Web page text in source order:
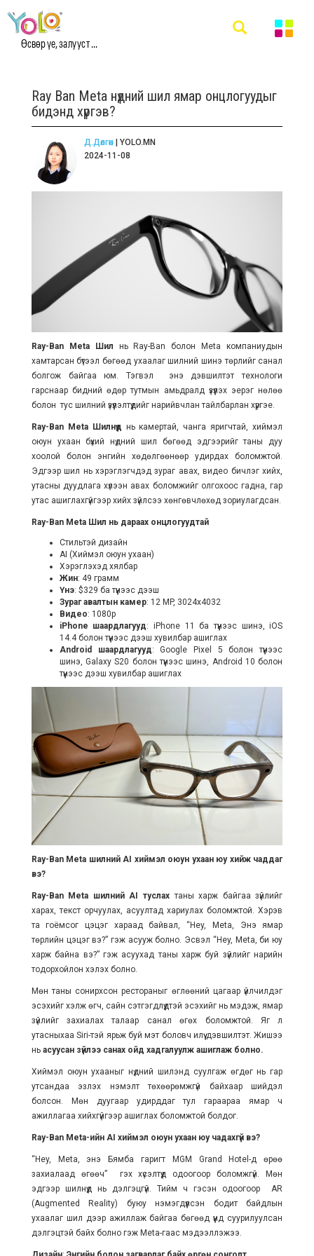
Өсвөр үе, залууст ...
Ray Ban Meta нүдний шил ямар онцлогуудыг
бидэнд хүргэв?
Д.Дөлгөөн| YOLO.MN
2024-11-08
Ray-Ban Meta Шил нь Ray-Ban болон Meta компаниудын
хамтарсан бүтээл бөгөөд ухаалаг шилний шинэ төрлийг санал
болгож байгаа юм. Тэгвэл энэ дэвшилтэт технологи
гарснаар бидний өдөр тутмын амьдралд үзүүлэх эерэг нөлөө
болон тус шилний үзүүлэлтүүдийг нарийвчлан тайлбарлан хүргэе.
Ray-Ban Meta Шилнүүд нь камертай, чанга яригчтай, хиймэл
оюун ухаан бүхий нүдний шил бөгөөд эдгээрийг таны дуу
хоолой болон энгийн хөдөлгөөнөөр удирдах боломжтой.
Эдгээр шил нь хэрэглэгчдэд зураг авах, видео бичлэг хийх,
утасны дуудлага хүлээн авах боломжийг олгохоос гадна, гар
утас ашиглахгүйгээр хийх зүйлсээ хөнгөвчлөхөд зориулагдсан.
Ray-Ban Meta Шил нь дараах онцлогуудтай
Стильтэй дизайн
AI (Хиймэл оюун ухаан)
Хэрэглэхэд хялбар
Жин: 49 грамм
Үнэ: $329 ба түүнээс дээш
Зураг авалтын камер: 12 MP, 3024x4032
Видео: 1080p
iPhone шаардлагууд: iPhone 11 ба түүнээс шинэ, iOS
14.4 болон түүнээс дээш хувилбар ашиглах
Android шаардлагууд: Google Pixel 5 болон түүнээс
шинэ, Galaxy S20 болон түүнээс шинэ, Android 10 болон
түүнээс дээш хувилбар ашиглах
Ray-Ban Meta шилний AI хиймэл оюун ухаан юу хийж чаддаг
вэ?
Ray-Ban Meta шилнийAI туслах таны харж байгаа зүйлийг
харах, текст орчуулах, асуултад хариулах боломжтой. Хэрэв
та гоёмсог цэцэг хараад байвал, “Hey, Meta, Энэ ямар
төрлийн цэцэг вэ?” гэж асууж болно. Эсвэл “Hey, Meta, би юу
харж байна вэ?” гэж асуухад таны харж буй зүйлийг нарийн
тодорхойлон хэлэх болно.
Мөн таны сонирхсон рестораныг өглөөний цагаар үйлчилдэг
эсэхийг хэлж өгч, сайн сэтгэгдлүүдтэй эсэхийг нь мэдэж, ямар
зүйлийг захиалах талаар санал өгөх боломжтой. Яг л
утасныхаа Siri-тэй ярьж буй мэт боловч илүү дэвшилтэт. Жишээ
нь асуусан зүйлээсанах ойд хадгалуулж ашиглаж болно.
Хиймэл оюун ухааныг нүдний шилэнд суулгаж өгдөг нь гар
утсандаа эзлэх нэмэлт төхөөрөмжгүй байхаар шийдэл
болсон. Мөн дуугаар удирддаг тул гараараа ямар ч
ажиллагаа хийхгүйгээр ашиглах боломжтой болдог.
Ray-Ban Meta-ийн AI хиймэл оюун ухаан юу чадахгүй вэ?
“Hey, Meta, энэ Бямба гаригт MGM Grand Hotel-д өрөө
захиалаад өгөөч” гэх хүсэлтүүд одоогоор боломжгүй. Мөн
эдгээр шилнүүд нь дэлгэцгүй. Тийм ч гэсэн одоогоор AR
(Augmented Reality) буюу нэмэгдүүлсэн бодит байдлын
ухаалаг шил дээр ажиллаж байгаа бөгөөд үүнд суурилуулсан
дэлгэцтэй байх болно гэж Meta-гаас мэдээллэжээ.